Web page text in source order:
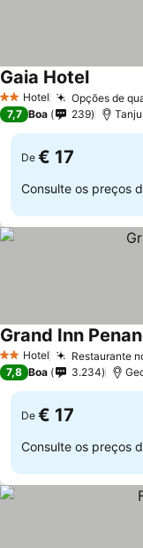
2 Estrelas
Hotel Opções de
Gaia Hotel
7,7 Boa 239
De € 17
Consulte os preços
2 Estrelas
Hotel Restaurante
Grand Inn
7,8 Boa 3.234
De € 17
Consulte os preços